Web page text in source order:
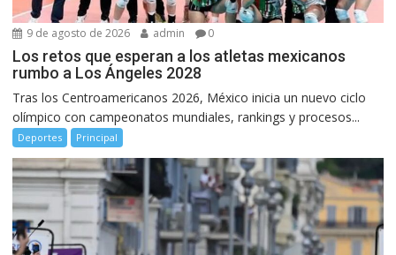
9 de agosto de 2026 admin 0
Los retos que esperan a los atletas mexicanos
rumbo a Los Ángeles 2028
Tras los Centroamericanos 2026, México inicia un nuevo ciclo
olímpico con campeonatos mundiales, rankings y procesos...
Deportes Principal